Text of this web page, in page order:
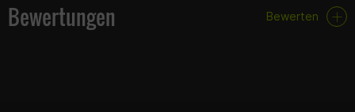
Bewertungen Bewerten